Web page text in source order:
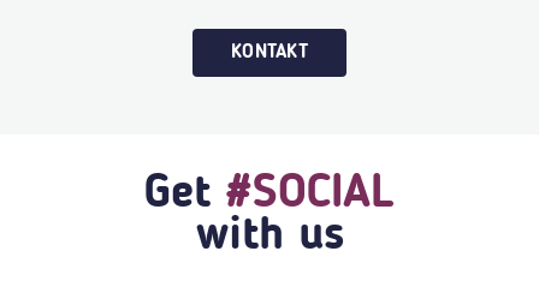
KONTAKT
Get #SOCIAL
with us